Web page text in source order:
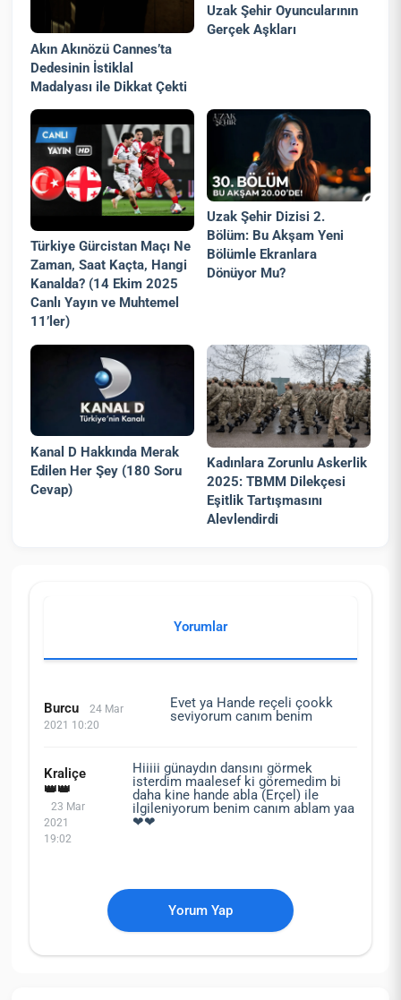
Akın Akınözü Cannes’ta
Dedesinin İstiklal
Madalyası ile Dikkat Çekti
Uzak Şehir Oyuncularının
Gerçek Aşkları
Türkiye Gürcistan Maçı Ne
Zaman, Saat Kaçta, Hangi
Kanalda? (14 Ekim 2025
Canlı Yayın ve Muhtemel
11’ler)
Uzak Şehir Dizisi 2.
Bölüm: Bu Akşam Yeni
Bölümle Ekranlara
Dönüyor Mu?
Kanal D Hakkında Merak
Edilen Her Şey (180 Soru
Cevap)
Kadınlara Zorunlu Askerlik
2025: TBMM Dilekçesi
Eşitlik Tartışmasını
Alevlendirdi
Yorumlar
Burcu
24 Mar
2021 10:20
Evet ya Hande reçeli çookk
seviyorum canım benim
Kraliçe
👑👑
23 Mar
2021
19:02
Hiiiii günaydın dansını görmek
isterdim maalesef ki göremedim bi
daha kine hande abla (Erçel) ile
ilgileniyorum benim canım ablam yaa
❤❤
Yorum Yap